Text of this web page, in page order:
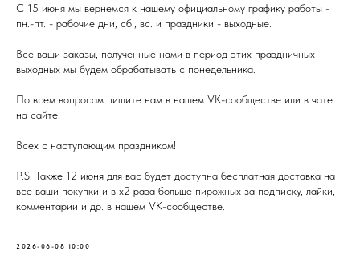
С 15 июня мы вернемся к нашему официальному графику работы -
пн.-пт. - рабочие дни, сб., вс. и праздники - выходные.
Все ваши заказы, полученные нами в период этих праздничных
выходных мы будем обрабатывать с понедельника.
По всем вопросам пишите нам в нашем VK-сообществе или в чате
на сайте.
Всех с наступающим праздником!
P.S. Также 12 июня для вас будет доступна бесплатная доставка на
все ваши покупки и в x2 раза больше пирожных за подписку, лайки,
комментарии и др. в нашем VK-сообществе.
2026-06-08 10:00